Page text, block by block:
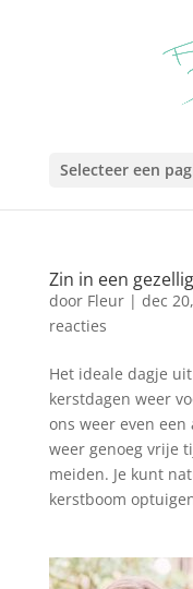
Selecteer een
Zin in een
door Fleur| dec
reacties
Het ideale dagje
kerstdagen weer
ons weer even
weer genoeg vrije
meiden. Je kunt
kerstboom